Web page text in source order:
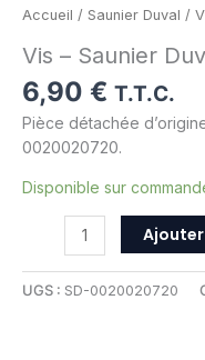
Accueil / Saunier Duval /
Vis – Saunier
6,90 € T.T.C.
Pièce détachée
0020020720.
Disponible sur
UGS : SD-0020020720